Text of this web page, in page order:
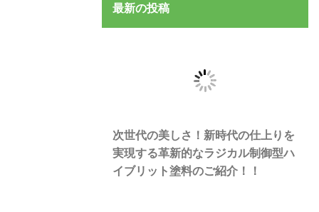
最新の投稿
次世代の美しさ！新時代の仕上りを
実現する革新的なラジカル制御型ハ
イブリット塗料のご紹介！！